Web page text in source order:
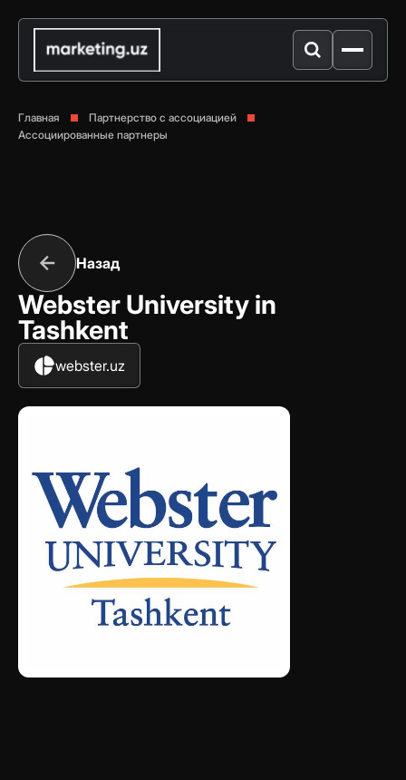
Главная
Партнерство с ассоциацией
Ассоциированные партнеры
Назад
Webster University in
Tashkent
webster.uz